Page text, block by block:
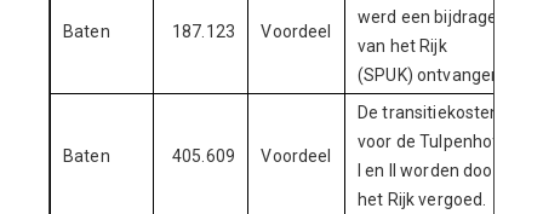
Baten 187.123 Voordeel
werd een bijdrage
van het Rijk
(SPUK) ontvangen.
Baten 405.609 Voordeel
De transitiekosten
voor de Tulpenhof
I en II worden door
het Rijk vergoed.